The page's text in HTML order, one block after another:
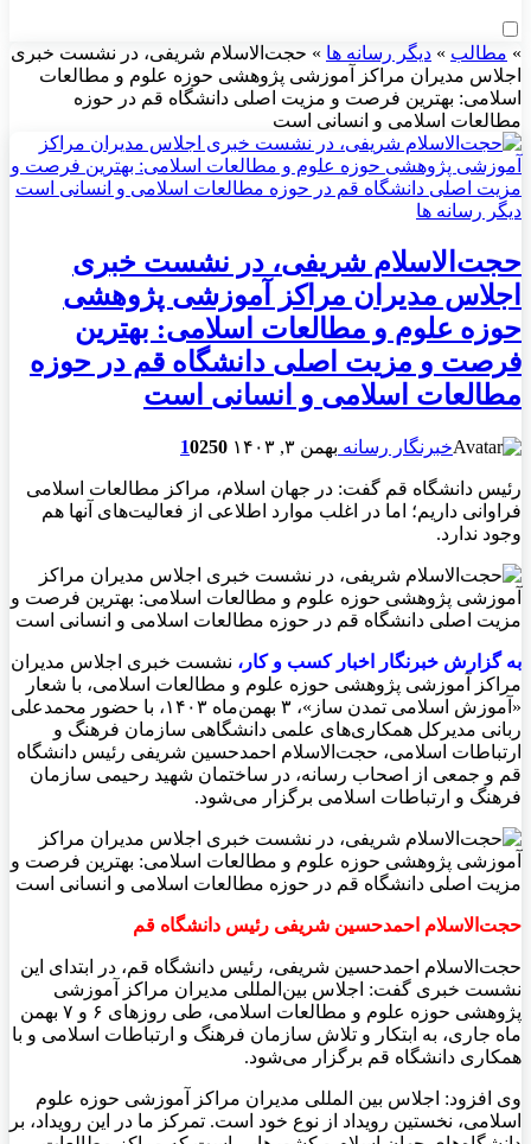
» مطالب » دیگر رسانه ها » حجت‌الاسلام شریفی، در نشست خبری
اجلاس مدیران مراکز آموزشی پژوهشی حوزه علوم و مطالعات
اسلامی: بهترین فرصت و مزیت اصلی دانشگاه قم در حوزه
مطالعات اسلامی و انسانی است
دیگر رسانه ها
حجت‌الاسلام شریفی، در نشست خبری
اجلاس مدیران مراکز آموزشی پژوهشی
حوزه علوم و مطالعات اسلامی: بهترین
فرصت و مزیت اصلی دانشگاه قم در حوزه
مطالعات اسلامی و انسانی است
خبرنگار رسانه بهمن ۳, ۱۴۰۳ 10250
رئیس دانشگاه قم گفت: در جهان اسلام، مراکز مطالعات اسلامی
فراوانی داریم؛ اما در اغلب موارد اطلاعی از فعالیت‌های آنها هم
وجود ندارد.
به گزارش خبرنگار اخبار کسب و کار، نشست خبری اجلاس مدیران
مراکز آموزشی پژوهشی حوزه علوم و مطالعات اسلامی، با شعار
«آموزش اسلامی تمدن ساز»، ۳ بهمن‌ماه ۱۴۰۳، با حضور محمدعلی
ربانی مدیرکل همکاری‌های علمی دانشگاهی سازمان فرهنگ و
ارتباطات اسلامی، حجت‌الاسلام احمدحسین شریفی رئیس دانشگاه
قم و جمعی از اصحاب رسانه، در ساختمان شهید رحیمی سازمان
فرهنگ و ارتباطات اسلامی برگزار می‌شود.
حجت‌الاسلام احمدحسین شریفی رئیس دانشگاه قم
حجت‌الاسلام احمدحسین شریفی، رئیس دانشگاه قم، در ابتدای این
نشست خبری گفت: اجلاس بین‌المللی مدیران مراکز آموزشی
پژوهشی حوزه علوم و مطالعات اسلامی، طی روزهای ۶ و ۷ بهمن
ماه جاری، به ابتکار و تلاش سازمان فرهنگ و ارتباطات اسلامی و با
همکاری دانشگاه قم برگزار می‌شود.
وی افزود: اجلاس بین المللی مدیران مراکز آموزشی حوزه علوم
اسلامی، نخستین رویداد از نوع خود است. تمرکز ما در این رویداد، بر